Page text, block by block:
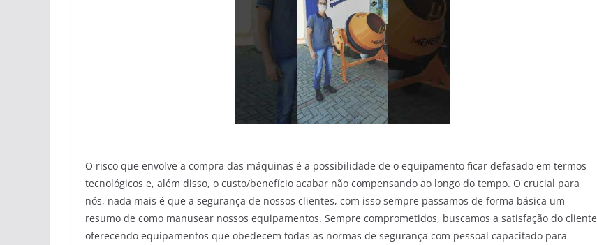
O risco que envolve a compra das máquinas é a possibilidade de o equipamento ficar defasado em termos
tecnológicos e, além disso, o custo/benefício acabar não compensando ao longo do tempo. O crucial para
nós, nada mais é que a segurança de nossos clientes, com isso sempre passamos de forma básica um
resumo de como manusear nossos equipamentos. Sempre comprometidos, buscamos a satisfação do cliente
oferecendo equipamentos que obedecem todas as normas de segurança com pessoal capacitado para